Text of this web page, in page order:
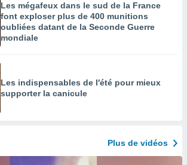
Les mégafeux dans le sud de la France
font exploser plus de 400 munitions
oubliées datant de la Seconde Guerre
mondiale
Les indispensables de l'été pour mieux
supporter la canicule
Plus de vidéos